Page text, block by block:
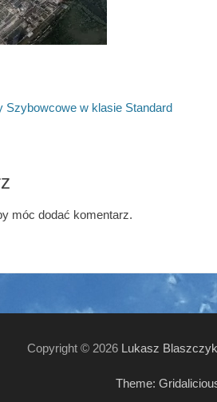
Szybowcowe w klasie Standard
móc dodać komentarz.
Copyright © 2026 Lukasz Blaszczyk
Theme: